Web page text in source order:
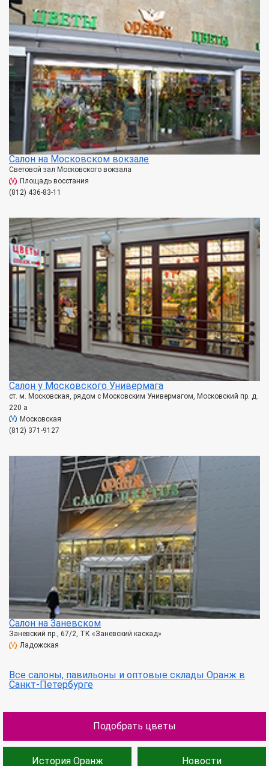
Салон на Московском вокзале
Световой зал Московского вокзала
Площадь восстания
(812) 436-83-11
Салон у Московского Универмага
ст. м. Московская, рядом с Московским Универмагом, Московский пр. д.
220 а
Московская
(812) 371-9127
Салон на Заневском
Заневский пр., 67/2, ТК «Заневский каскад»
Ладожская
Все салоны, павильоны и оптовые склады Оранж в
Санкт-Петербурге
Подобрать цветы
История Оранж Новости